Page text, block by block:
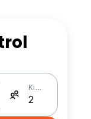
Kişi Sayısı